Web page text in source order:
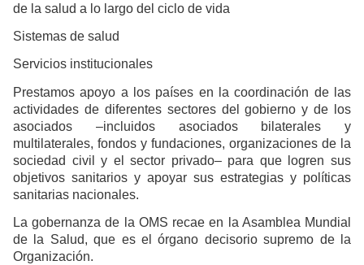
de la salud a lo largo del ciclo de vida
Sistemas de salud
Servicios institucionales
Prestamos apoyo a los países en la coordinación de las
actividades de diferentes sectores del gobierno y de los
asociados –incluidos asociados bilaterales y
multilaterales, fondos y fundaciones, organizaciones de la
sociedad civil y el sector privado– para que logren sus
objetivos sanitarios y apoyar sus estrategias y políticas
sanitarias nacionales.
La gobernanza de la OMS recae en la Asamblea Mundial
de la Salud, que es el órgano decisorio supremo de la
Organización.